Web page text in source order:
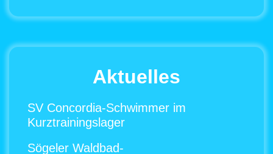
Aktuelles
SV Concordia-Schwimmer im
Kurztrainingslager
Sögeler Waldbad-